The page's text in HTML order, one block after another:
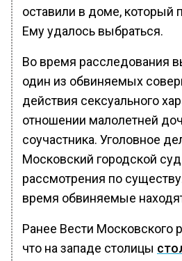
оставили в доме, который
Ему удалось выбраться.
Во время расследования
один из обвиняемых
действия сексуального
отношении малолетней
соучастника. Уголовное
Московский городской
рассмотрения по
время обвиняемые
Ранее Вести Московского
что на западе столицы